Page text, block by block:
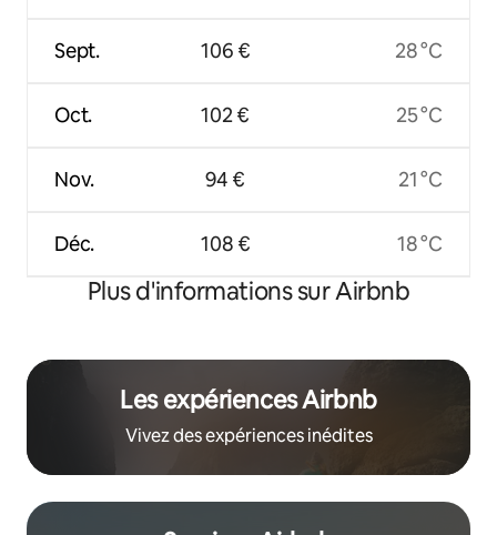
Sept.
Oct.
Nov.
Déc.
106 €
102 €
94 €
108 €
28 °C
25 °C
21 °C
18 °C
Plus d'informations sur Airbnb
Les expériences Airbnb
Vivez des expériences inédites